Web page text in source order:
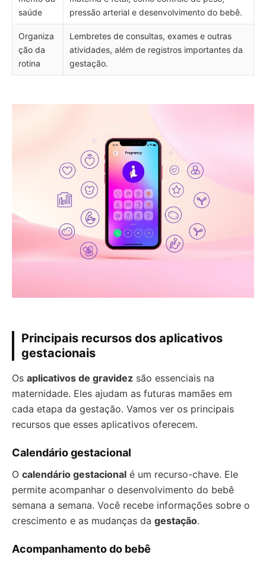
saúde
pressão arterial e desenvolvimento do bebê.
Organiza
ção da
rotina
Lembretes de consultas, exames e outras
atividades, além de registros importantes da
gestação.
Principais recursos dos aplicativos
gestacionais
Os aplicativos de gravidez são essenciais na
maternidade. Eles ajudam as futuras mamães em
cada etapa da gestação. Vamos ver os principais
recursos que esses aplicativos oferecem.
Calendário gestacional
O calendário gestacional é um recurso-chave. Ele
permite acompanhar o desenvolvimento do bebê
semana a semana. Você recebe informações sobre o
crescimento e as mudanças da gestação.
Acompanhamento do bebê